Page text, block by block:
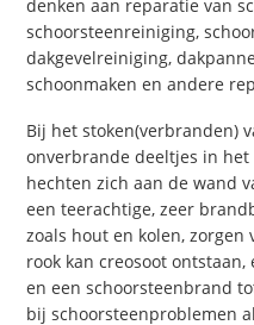
denken aan reparatie van
schoorsteenreiniging,
dakgevelreiniging,
schoonmaken en andere
Bij het stoken(verbranden)
onverbrande deeltjes in het
hechten zich aan de wand
een teerachtige, zeer
zoals hout en kolen,
rook kan creosoot
en een schoorsteenbrand
bij schoorsteenproblemen